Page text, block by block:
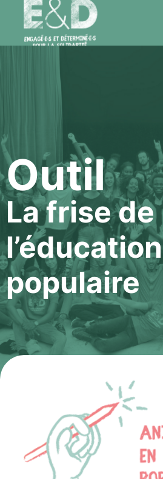
Outil
La frise de
l’éducation
populaire